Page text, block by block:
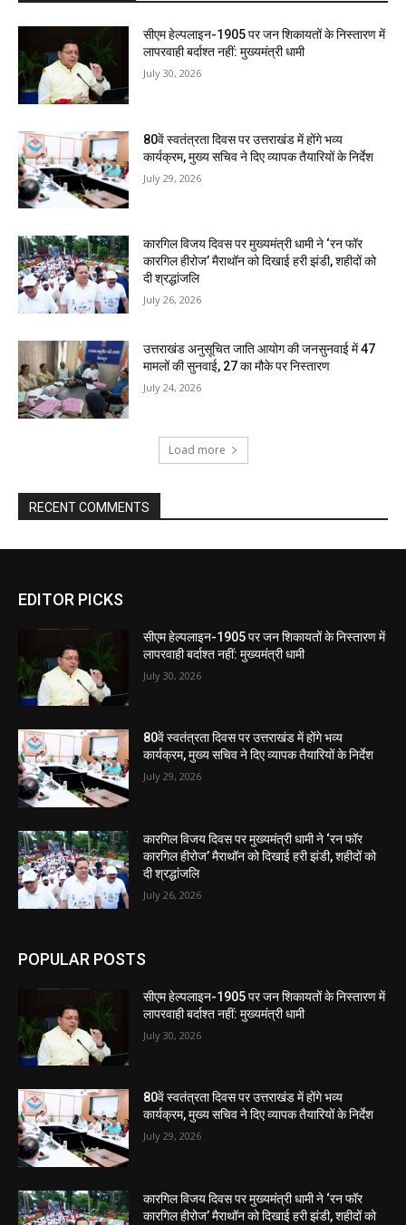
सीएम हेल्पलाइन-1905 पर जन शिकायतों के निस्तारण में
लापरवाही बर्दाश्त नहीं: मुख्यमंत्री धामी
July 30, 2026
80वें स्वतंत्रता दिवस पर उत्तराखंड में होंगे भव्य
कार्यक्रम, मुख्य सचिव ने दिए व्यापक तैयारियों के निर्देश
July 29, 2026
कारगिल विजय दिवस पर मुख्यमंत्री धामी ने ‘रन फॉर
कारगिल हीरोज’ मैराथॉन को दिखाई हरी झंडी, शहीदों को
दी श्रद्धांजलि
July 26, 2026
उत्तराखंड अनुसूचित जाति आयोग की जनसुनवाई में 47
मामलों की सुनवाई, 27 का मौके पर निस्तारण
July 24, 2026
Load more
RECENT COMMENTS
EDITOR PICKS
सीएम हेल्पलाइन-1905 पर जन शिकायतों के निस्तारण में
लापरवाही बर्दाश्त नहीं: मुख्यमंत्री धामी
July 30, 2026
80वें स्वतंत्रता दिवस पर उत्तराखंड में होंगे भव्य
कार्यक्रम, मुख्य सचिव ने दिए व्यापक तैयारियों के निर्देश
July 29, 2026
कारगिल विजय दिवस पर मुख्यमंत्री धामी ने ‘रन फॉर
कारगिल हीरोज’ मैराथॉन को दिखाई हरी झंडी, शहीदों को
दी श्रद्धांजलि
July 26, 2026
POPULAR POSTS
सीएम हेल्पलाइन-1905 पर जन शिकायतों के निस्तारण में
लापरवाही बर्दाश्त नहीं: मुख्यमंत्री धामी
July 30, 2026
80वें स्वतंत्रता दिवस पर उत्तराखंड में होंगे भव्य
कार्यक्रम, मुख्य सचिव ने दिए व्यापक तैयारियों के निर्देश
July 29, 2026
कारगिल विजय दिवस पर मुख्यमंत्री धामी ने ‘रन फॉर
कारगिल हीरोज’ मैराथॉन को दिखाई हरी झंडी, शहीदों को